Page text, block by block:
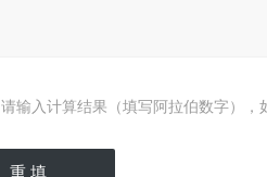
请输入计算结果（填写阿拉伯数字），